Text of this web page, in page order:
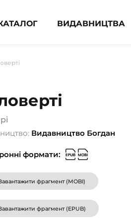
ВИДАВНИЦТВА
(1015)
Видавництво Богдан
формати:
фрагмент (MOBI)
фрагмент (EPUB)